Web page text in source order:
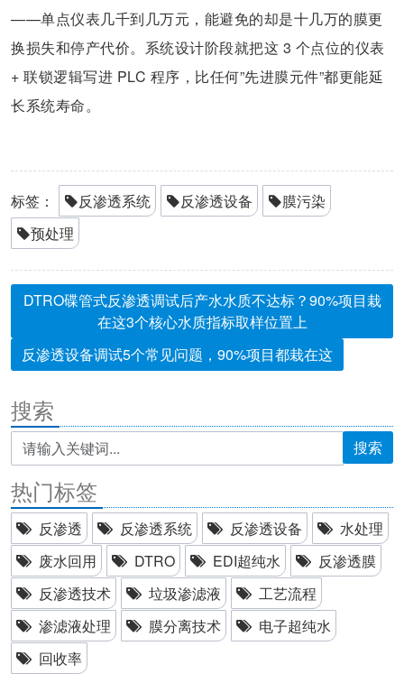
——单点仪表几千到几万元，能避免的却是十几万的膜更
换损失和停产代价。系统设计阶段就把这 3 个点位的仪表
+ 联锁逻辑写进 PLC 程序，比任何”先进膜元件”都更能延
长系统寿命。
标签： 反渗透系统 反渗透设备
膜污染
预处理
DTRO碟管式反渗透调试后产水水质不达标？90%项目栽
在这3个核心水质指标取样位置上
反渗透设备调试5个常见问题，90%项目都栽在这
搜索
搜索
热门标签
反渗透 反渗透系统 反渗透设备
水处理
废水回用
DTRO EDI超纯水
反渗透膜
反渗透技术
垃圾渗滤液
工艺流程
渗滤液处理
膜分离技术
电子超纯水
回收率